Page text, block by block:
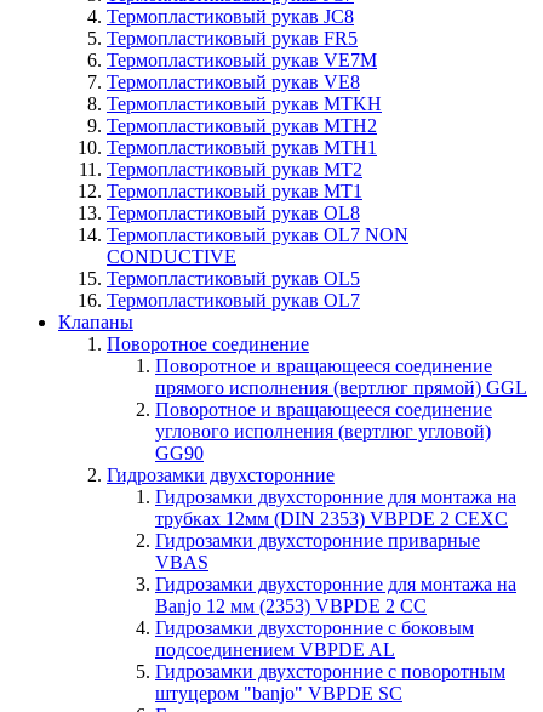
Термопластиковый рукав JC8
Термопластиковый рукав FR5
Термопластиковый рукав VE7M
Термопластиковый рукав VE8
Термопластиковый рукав MTKH
Термопластиковый рукав MTH2
Термопластиковый рукав MTH1
Термопластиковый рукав MT2
Термопластиковый рукав MT1
Термопластиковый рукав OL8
Термопластиковый рукав OL7 NON
CONDUCTIVE
Термопластиковый рукав OL5
Термопластиковый рукав OL7
Клапаны
Поворотное соединение
Поворотное и вращающееся соединение
прямого исполнения (вертлюг прямой) GGL
Поворотное и вращающееся соединение
углового исполнения (вертлюг угловой)
GG90
Гидрозамки двухсторонние
Гидрозамки двухсторонние для монтажа на
трубках 12мм (DIN 2353) VBPDE 2 CEXC
Гидрозамки двухсторонние приварные
VBAS
Гидрозамки двухсторонние для монтажа на
Banjo 12 мм (2353) VBPDE 2 CC
Гидрозамки двухсторонние с боковым
подсоединением VBPDE AL
Гидрозамки двухсторонние с поворотным
штуцером "banjo" VBPDE SC